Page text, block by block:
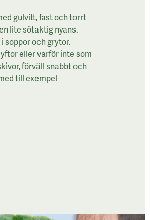
gulvitt, fast och torrt
lite sötaktig nyans.
soppor och grytor.
eller varför inte som
förväll snabbt och
till exempel